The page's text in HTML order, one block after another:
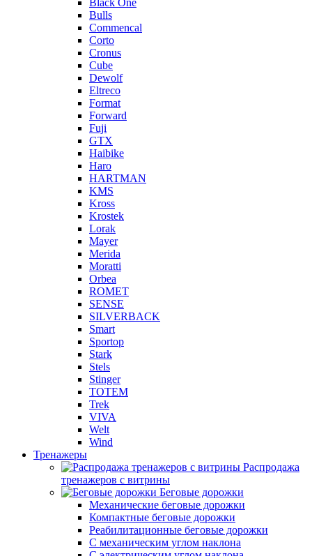
Black One
Bulls
Commencal
Corto
Cronus
Cube
Dewolf
Eltreco
Format
Forward
Fuji
GTX
Haibike
Haro
HARTMAN
KMS
Kross
Krostek
Lorak
Mayer
Merida
Moratti
Orbea
ROMET
SENSE
SILVERBACK
Smart
Sportop
Stark
Stels
Stinger
TOTEM
Trek
VIVA
Welt
Wind
Тренажеры
Распродажа
тренажеров с витрины
Беговые дорожки
Механические беговые дорожки
Компактные беговые дорожки
Реабилитационные беговые дорожки
С механическим углом наклона